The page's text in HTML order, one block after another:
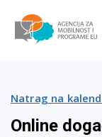
Natrag na
Online